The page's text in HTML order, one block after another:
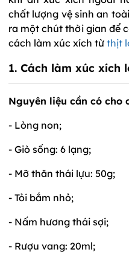
chất lượng vệ sinh an
ra một chút thời gian để
cách làm xúc xích từ thịt
1. Cách làm xúc xích
Nguyên liệu cần có cho
- Lòng non;
- Giò sống: 6 lạng;
- Mỡ thăn thái lựu: 50g;
- Tỏi bắm nhỏ;
- Nấm hương thái sợi;
- Rượu vang: 20ml;